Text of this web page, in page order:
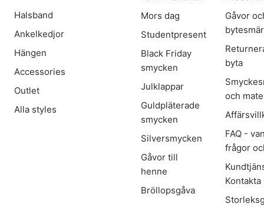
Halsband
Ankelkedjor
Hängen
Accessories
Outlet
Alla styles
Mors dag
Studentpresent
Black Friday
smycken
Julklappar
Guldpläterade
smycken
Silversmycken
Gåvor till
henne
Bröllopsgåva
Gåvor
byta
och
FAQ -
frågor
Kontakta